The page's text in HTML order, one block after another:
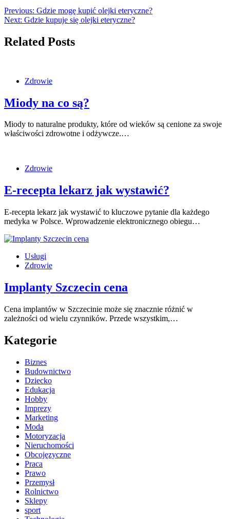
Previous: Gdzie mogę kupić olejki eteryczne?
Next: Gdzie kupuje się olejki eteryczne?
Related Posts
Zdrowie
Miody na co są?
Miody to naturalne produkty, które od wieków są cenione za swoje
właściwości zdrowotne i odżywcze.…
Zdrowie
E-recepta lekarz jak wystawić?
E-recepta lekarz jak wystawić to kluczowe pytanie dla każdego
medyka w Polsce. Wprowadzenie elektronicznego obiegu…
Usługi
Zdrowie
Implanty Szczecin cena
Cena implantów w Szczecinie może się znacznie różnić w
zależności od wielu czynników. Przede wszystkim,…
Kategorie
Biznes
Budownictwo
Dziecko
Edukacja
Hobby
Imprezy
Marketing
Moda
Motoryzacja
Nieruchomości
Obcojęzyczne
Praca
Prawo
Przemysł
Rolnictwo
Sklepy
sport